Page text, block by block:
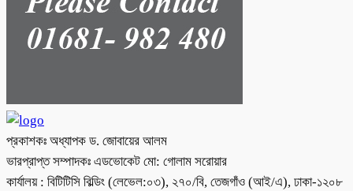
প্রকাশকঃ অধ্যাপক ড. জোবায়ের আলম
ভারপ্রাপ্ত সম্পাদকঃ এডভোকেট মো: গোলাম সরোয়ার
কার্যালয় : বিটিটিসি বিল্ডিং (লেভেল:০৩), ২৭০/বি, তেজগাঁও (আই/এ), ঢাকা-১২০৮